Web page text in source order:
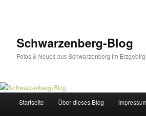
Schwarzenberg-Blog
Fotos & Neues aus Schwarzenberg im
Startseite Über dieses Blog